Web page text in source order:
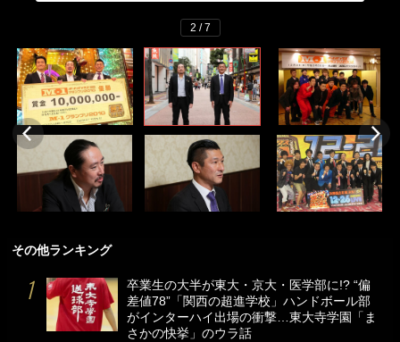
2 / 7
その他ランキング
卒業生の大半が東大・京大・医学部に!? “偏
差値78”「関西の超進学校」ハンドボール部
がインターハイ出場の衝撃…東大寺学園「ま
さかの快挙」のウラ話